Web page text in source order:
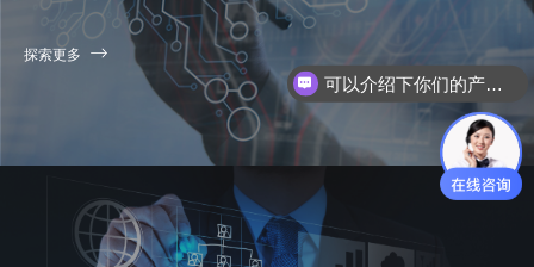
探索更多
你们是怎么收费的呢？